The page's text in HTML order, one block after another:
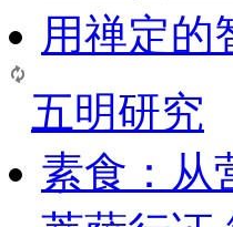
用禅定的
五明研究
素食：从